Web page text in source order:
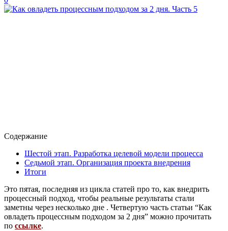
Содержание
Шестой этап. Разработка целевой модели процесса
Седьмой этап. Организация проекта внедрения
Итоги
Это пятая, последняя из цикла статей про то, как внедрить
процессный подход, чтобы реальные результаты стали
заметны через несколько дне . Четвертую часть статьи “Как
овладеть процессным подходом за 2 дня” можно прочитать
по ссылке.